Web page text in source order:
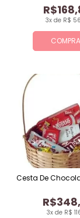
3x de R$
3x de R$
Cesta De